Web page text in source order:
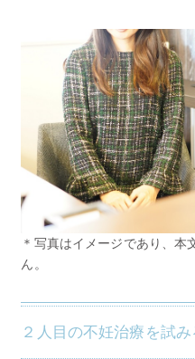
＊写真はイメージであり、本
ん。
２人目の不妊治療を試